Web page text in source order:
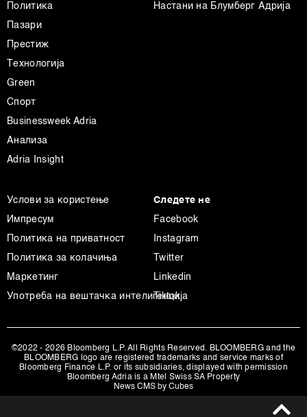
Политика
Пазари
Престиж
Технологија
Green
Спорт
Businessweek Adria
Анализа
Adria Insight
Настани на Блумберг Адрија
Услови за користење
Импресум
Политика на приватност
Политика за колачиња
Маркетинг
Употреба на вештачка интелигенција
Следете не
Facebook
Instagram
Twitter
Linkedin
Tiktok
©2022 - 2026 Bloomberg L.P. All Rights Reserved. BLOOMBERG and the
BLOOMBERG logo are registered trademarks and service marks of
Bloomberg Finance L.P. or its subsidiaries, displayed with permission
Bloomberg Adria is a Mtel Swiss SA Property
News CMS by Cubes